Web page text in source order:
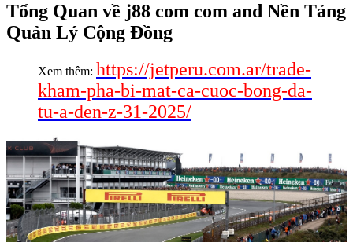
Tổng Quan về j88 com com and Nền Tảng
Quản Lý Cộng Đồng
Xem thêm: https://jetperu.com.ar/trade-
kham-pha-bi-mat-ca-cuoc-bong-da-
tu-a-den-z-31-2025/